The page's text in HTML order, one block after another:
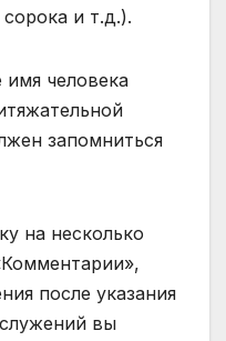
и т.д.).
человека
запомниться
на несколько
после указания
вы